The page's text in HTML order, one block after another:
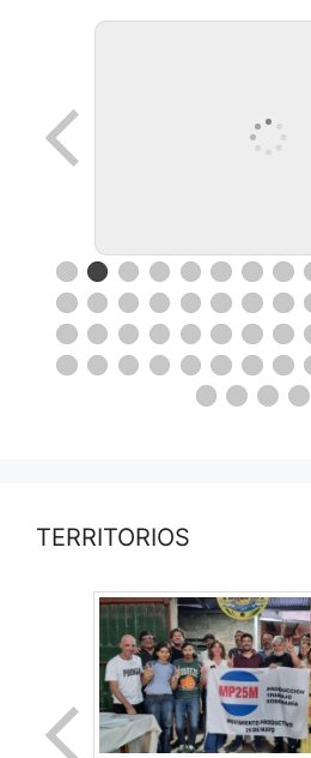
TERRITORIOS